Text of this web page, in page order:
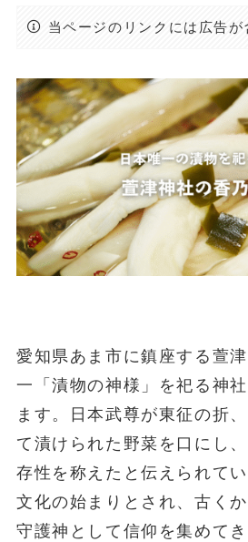
当ページのリンクには広告が
愛知県あま市に鎮座する萱
一「漬物の神様」を祀る神
ます。日本武尊が東征の折
て漬けられた野菜を口にし
存性を称えたと伝えられて
文化の始まりとされ、古く
守護神として信仰を集めてき